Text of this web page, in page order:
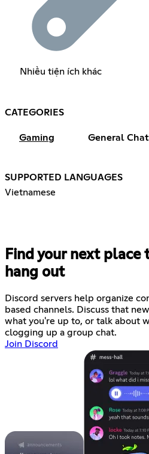
Nhiều tiện ích khác
CATEGORIES
Gaming General
SUPPORTED LANGUAGES
Vietnamese
Find your next place
hang out
Discord servers help organize
based channels. Discuss that
what you're up to, or talk about
clogging up a group chat.
Join Discord